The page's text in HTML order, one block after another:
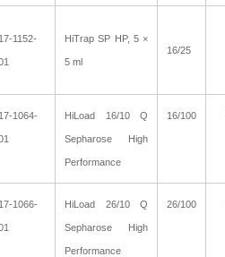
17-1152- HiTrap SP HP, 5 ×
5 ml
16/25
17-1064- HiLoad 16/10 Q
Sepharose High
Performance
16/100
17-1066- HiLoad 26/10 Q
Sepharose High
Performance
26/100